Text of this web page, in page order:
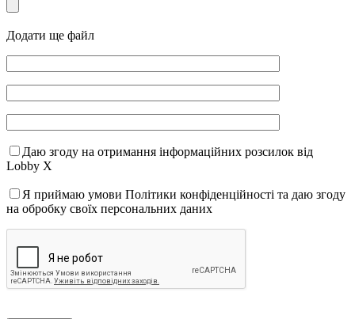
Додати ще файл
Даю згоду на отримання інформаційних розсилок від
Lobby X
Я приймаю умови Політики конфіденційності та даю згоду
на обробку своїх персональних даних